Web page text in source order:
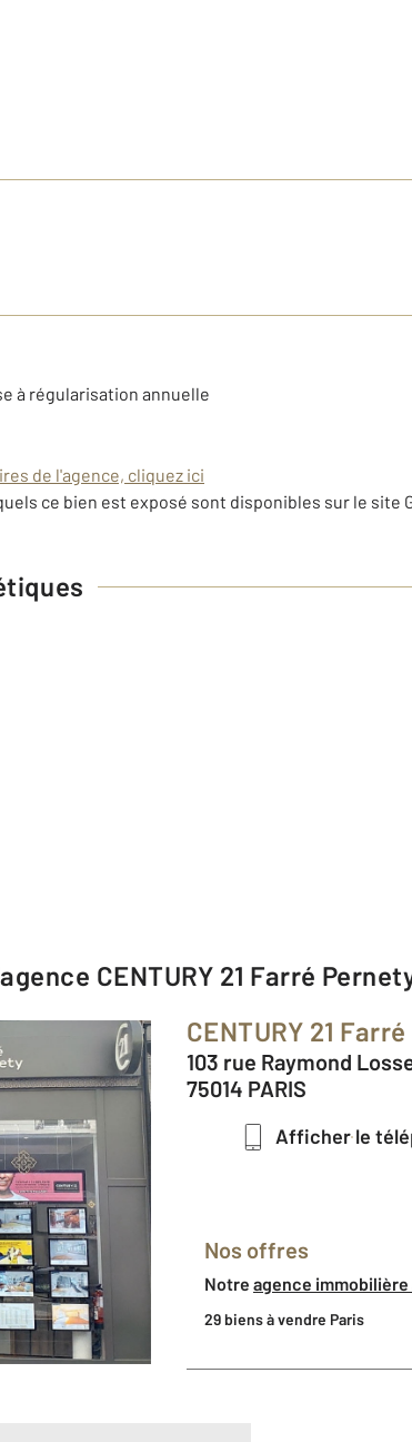
à régularisation annuelle
de l'agence, cliquez ici
ce bien est exposé sont disponibles sur le site
CENTURY 21 Farré
CENTURY 21
103 rue Raymond
75014 PARIS
Afficher le
Nos offres
Notre agence immobilière
29 biens à vendre Paris